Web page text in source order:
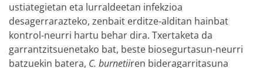
ustiategietan eta lurraldeetan infekzioa
desagerrarazteko, zenbait erditze-alditan hainbat
kontrol-neurri hartu behar dira. Txertaketa da
garrantzitsuenetako bat, beste biosegurtasun-neurri
batzuekin batera, C. burnetiiren bideragarritasuna